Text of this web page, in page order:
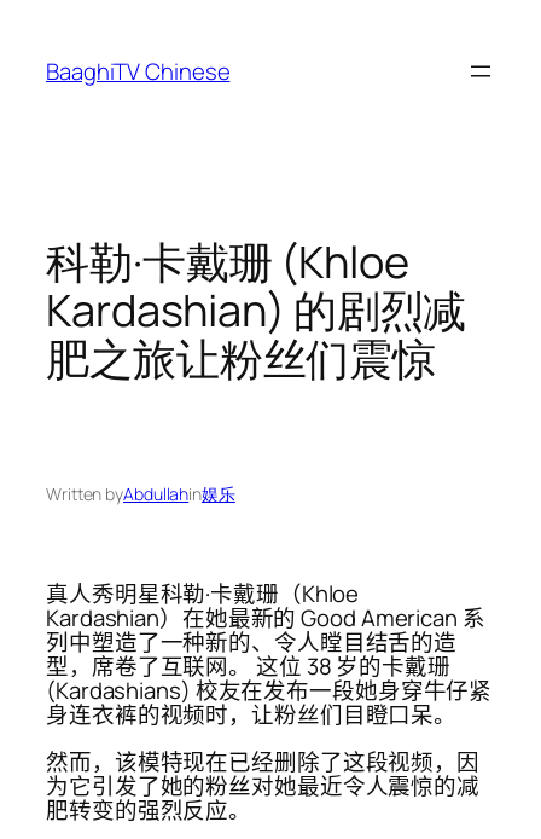
content
BaaghiTV Chinese
科勒·卡戴珊 (Khloe
Kardashian) 的剧烈减
肥之旅让粉丝们震惊
Written byAbdullahin娱乐
真人秀明星科勒·卡戴珊（Khloe
Kardashian）在她最新的 Good American 系
列中塑造了一种新的、令人瞠目结舌的造
型，席卷了互联网。 这位 38 岁的卡戴珊
(Kardashians) 校友在发布一段她身穿牛仔紧
身连衣裤的视频时，让粉丝们目瞪口呆。
然而，该模特现在已经删除了这段视频，因
为它引发了她的粉丝对她最近令人震惊的减
肥转变的强烈反应。